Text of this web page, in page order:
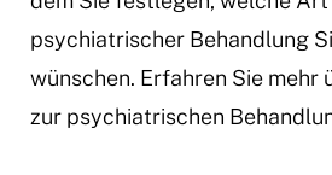
psychiatrischer Behandlung
wünschen. Erfahren Sie mehr
zur psychiatrischen